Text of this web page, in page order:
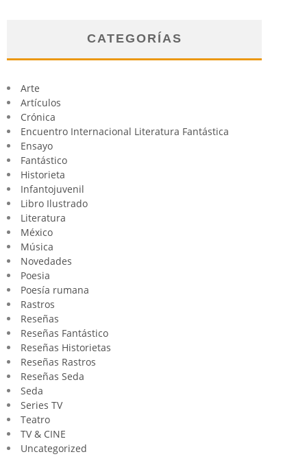
CATEGORÍAS
Arte
Artículos
Crónica
Encuentro Internacional Literatura Fantástica
Ensayo
Fantástico
Historieta
Infantojuvenil
Libro Ilustrado
Literatura
México
Música
Novedades
Poesia
Poesía rumana
Rastros
Reseñas
Reseñas Fantástico
Reseñas Historietas
Reseñas Rastros
Reseñas Seda
Seda
Series TV
Teatro
TV & CINE
Uncategorized